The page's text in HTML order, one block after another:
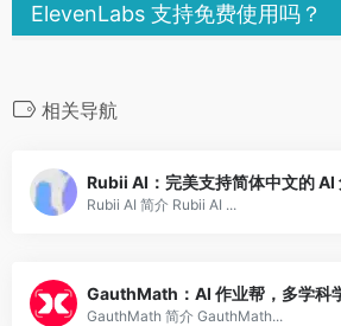
ElevenLabs 支持免费使用吗？
相关导航
Rubii AI：完美支持简体中文的 AI
Rubii AI 简介 Rubii AI ...
GauthMath：AI 作业帮，多学科
GauthMath 简介 GauthMath...